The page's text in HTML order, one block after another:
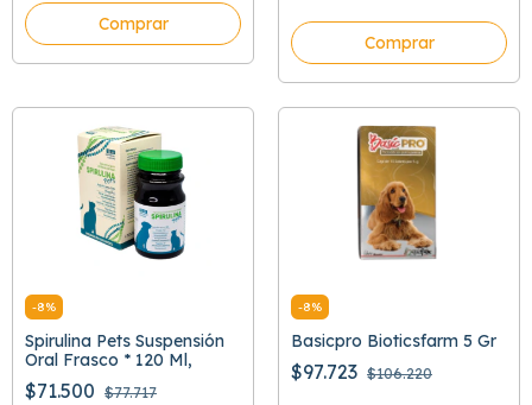
Comprar
Comprar
-8%
Spirulina Pets Suspensión
Oral Frasco * 120 Ml,
$71.500 $77.717
-8%
Basicpro Bioticsfarm 5 Gr
$97.723 $106.220